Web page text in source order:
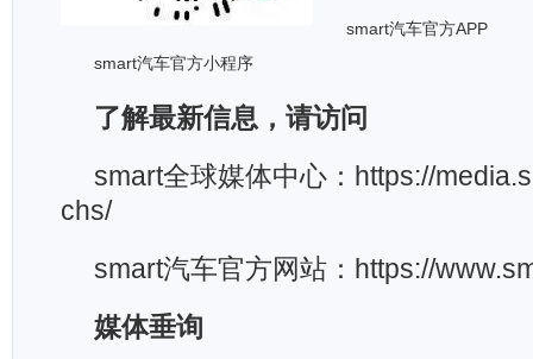
smart汽车官方小程序
smart汽车官方APP
了解最新信息，请访问
smart全球媒体中心：https://
chs/
smart汽车官方网站：https://
媒体垂询